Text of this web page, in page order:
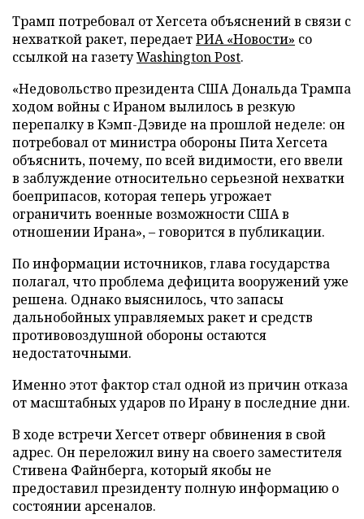
Трамп потребовал от Хегсета объяснений в связи с
нехваткой ракет, передаетРИА «Новости» со
ссылкой на газетуWashington Post.
«Недовольство президента США Дональда Трампа
ходом войны с Ираном вылилось в резкую
перепалку в Кэмп-Дэвиде на прошлой неделе: он
потребовал от министра обороны Пита Хегсета
объяснить, почему, по всей видимости, его ввели
в заблуждение относительно серьезной нехватки
боеприпасов, которая теперь угрожает
ограничить военные возможности США в
отношении Ирана», – говорится в публикации.
По информации источников, глава государства
полагал, что проблема дефицита вооружений уже
решена. Однако выяснилось, что запасы
дальнобойных управляемых ракет и средств
противовоздушной обороны остаются
недостаточными.
Именно этот фактор стал одной из причин отказа
от масштабных ударов по Ирану в последние дни.
В ходе встречи Хегсет отверг обвинения в свой
адрес. Он переложил вину на своего заместителя
Стивена Файнберга, который якобы не
предоставил президенту полную информацию о
состоянии арсеналов.